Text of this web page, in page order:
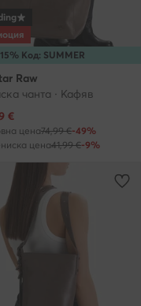
Код: SUMMER
Raw
чанта · Кафяв
цена
€
цена74,99 €-49%
цена41,99 €-9%